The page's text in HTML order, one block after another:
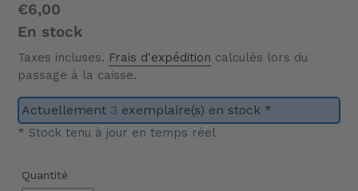
Prix
normal
€6,00
En stock
Taxes incluses. Frais d'expédition calculés lors du
passage à la caisse.
Actuellement 3 exemplaire(s) en stock *
* Stock tenu à jour en temps réel
Quantité